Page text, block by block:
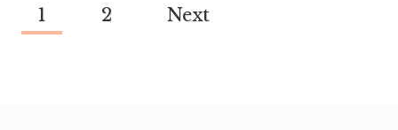
UNC
Page
1 2 Next